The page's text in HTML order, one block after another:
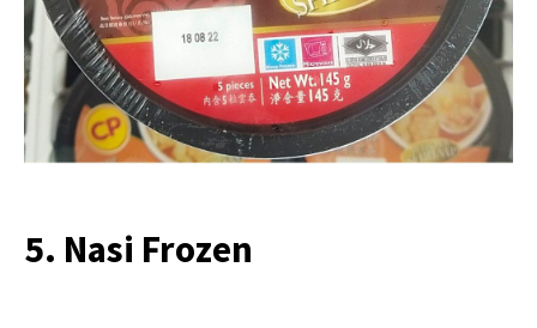
5. Nasi Frozen